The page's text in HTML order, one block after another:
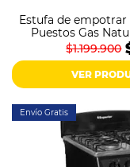
Estufa de
Puestos Gas
$1.199.900
VER
Envío Gratis